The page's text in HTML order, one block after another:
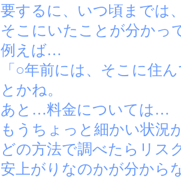
要するに、いつ頃までは
そこにいたことが分かっ
例えば…
「○年前には、そこに住
とかね。
あと…料金については…
もうちょっと細かい状況
どの方法で調べたらリス
安上がりなのかが分から